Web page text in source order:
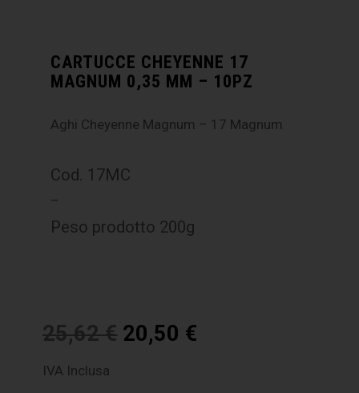
CARTUCCE CHEYENNE 17
MAGNUM 0,35 MM – 10PZ
Aghi Cheyenne Magnum – 17 Magnum
Cod. 17MC
–
Peso prodotto 200g
25,62€ 20,50 €
IVA Inclusa